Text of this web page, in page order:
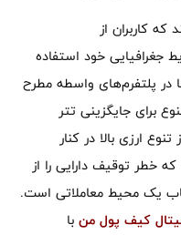
کاربران از
جغرافیایی خود استفاده
در پلتفرم‌های واسطه مطرح
برای جایگزینی تتر
ارزی بالا در کنار
خطر توقیف دارایی را از
یک محیط معاملاتی است.
کیف پول من با